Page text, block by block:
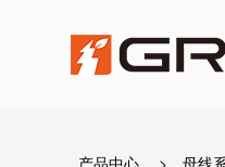
产品中心 > 母线